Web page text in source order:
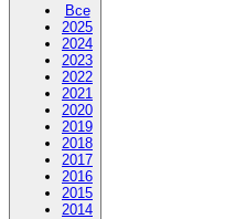
Все
2025
2024
2023
2022
2021
2020
2019
2018
2017
2016
2015
2014